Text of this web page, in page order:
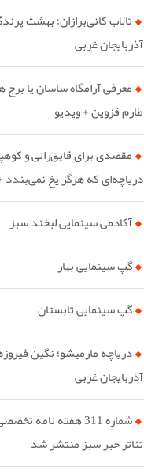
تالاب کانی‌برازان؛ بهشت
آذربایجان غربی
معرفی آرامگاه ساسان یا
طارم قزوین + ویدیو
مقصدی برای قایق‌رانی و
دریاچه‌ای که هرگز یخ نمی‌بندد
آکادمی سینمایی لبخند سبز
گپ سینمایی بهار
گپ سینمایی تابستان
دریاچه مارمیشو؛ نگین
آذربایجان غربی
شماره 311 هفته نامه
تئاتر خبر سبز منتشر شد